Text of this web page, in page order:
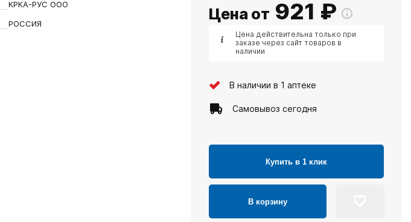
КРКА-РУС ООО
РОССИЯ
Цена от 921 ₽
Цена действительна только при
заказе через сайт товаров в
наличии
В наличии в 1 аптеке
Самовывоз сегодня
Купить в 1 клик
В корзину